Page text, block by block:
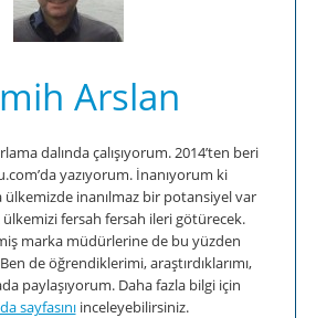
Arslan
dalında çalışıyorum. 2014’ten beri
yazıyorum. İnanıyorum ki
ülkemizde inanılmaz bir potansiyel var
fersah fersah ileri götürecek.
marka müdürlerine de bu yüzden
de öğrendiklerimi, araştırdıklarımı,
paylaşıyorum. Daha fazla bilgi için
sayfasınıinceleyebilirsiniz.